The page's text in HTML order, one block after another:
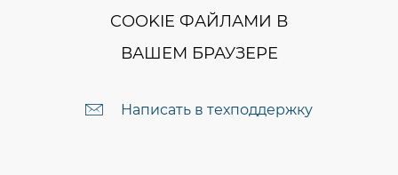
COOKIE ФАЙЛАМИ В
ВАШЕМ БРАУЗЕРЕ
Написать в техподдержку